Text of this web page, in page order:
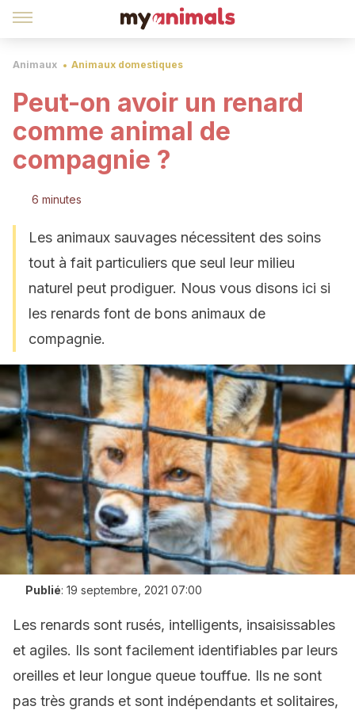
Animaux Animaux domestiques
Peut-on avoir un renard
comme animal de
compagnie ?
6 minutes
Les animaux sauvages nécessitent des soins
tout à fait particuliers que seul leur milieu
naturel peut prodiguer. Nous vous disons ici si
les renards font de bons animaux de
compagnie.
Publié: 19 septembre, 2021 07:00
Les renards sont rusés, intelligents, insaisissables
et agiles. Ils sont facilement identifiables par leurs
oreilles et leur longue queue touffue. Ils ne sont
pas très grands et sont indépendants et solitaires,